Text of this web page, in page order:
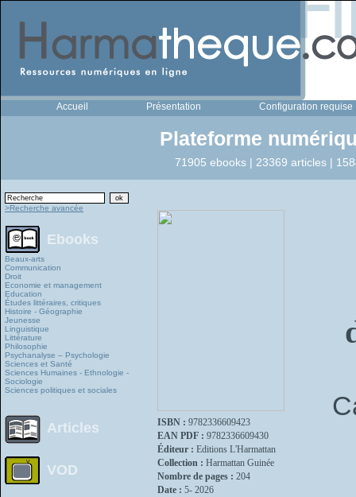
Accueil Présentation Configuration requise
Plateforme
71905 ebooks | 23369 articles |
>Recherche avancée
Ebooks
Beaux-arts
Communication
Droit
Economie et management
Education
Études littéraires, critiques
Histoire - Géographie
Jeunesse
Linguistique
Littérature
Philosophie
Psychanalyse – Psychologie
Sciences et Santé
Sciences Humaines - Ethnologie -
Sociologie
Sciences politiques et sociales
Articles
VOD
ISBN : 9782336609423
EAN PDF : 9782336609430
Éditeur : Editions L'Harmattan
Collection : Harmattan Guinée
Nombre de pages : 204
Date : 5- 2026